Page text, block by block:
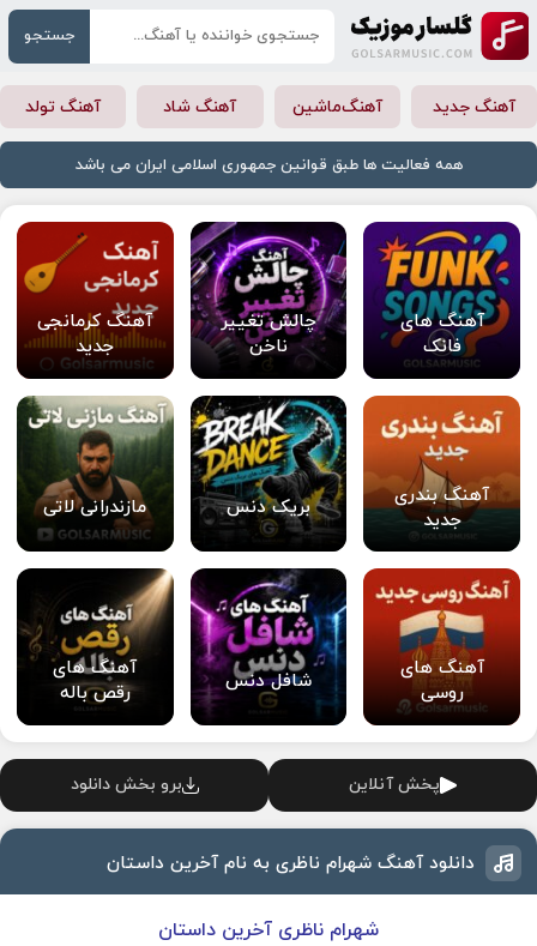
جستجو
آهنگ جدید آهنگ‌ماشین آهنگ شاد آهنگ تولد
همه فعالیت ها طبق قوانین جمهوری اسلامی ایران می باشد
آهنگ های
فانک
چالش تغییر
ناخن
آهنگ کرمانجی
جدید
آهنگ بندری
جدید
بریک دنس مازندرانی لاتی
آهنگ های
روسی
شافل دنس
آهنگ های
رقص باله
پخش آنلاین برو بخش دانلود
دانلود آهنگ شهرام ناظری به نام آخرین داستان
شهرام ناظری آخرین داستان